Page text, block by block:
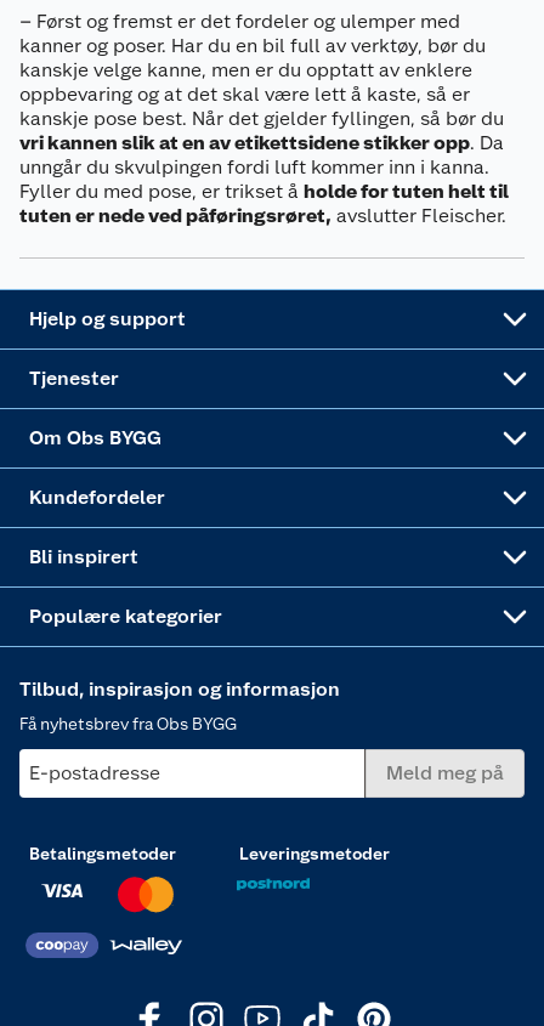
– Først og fremst er det fordeler og ulemper med
kanner og poser. Har du en bil full av verktøy, bør du
kanskje velge kanne, men er du opptatt av enklere
oppbevaring og at det skal være lett å kaste, så er
kanskje pose best. Når det gjelder fyllingen, så bør du
vri kannen slik at en av etikettsidene stikker opp. Da
unngår du skvulpingen fordi luft kommer inn i kanna.
Fyller du med pose, er trikset å holde for tuten helt til
tuten er nede ved påføringsrøret, avslutter Fleischer.
Hjelp og support
Ofte stilte spørsmål
Pakkesporing
Leveringstid
Tjenester
Monteringstjenester
Leie tilhenger
Om Obs BYGG
Personvern
Cookies
Ledige stillinger
Bærekraft
Kundefordeler
Lavprisløfte
Åpent kjøp
Coop medlem
Retur av el-avfall
Bli inspirert
Oppussing med utemaling
Oppussing med innemaling
Grillens verden
Et varmere hjem
Populære kategorier
Hage og utemiljø
Gulv
Tilbud, inspirasjon og informasjon
Få nyhetsbrev fra Obs BYGG
E-postadresse Meld meg på
Betalingsmetoder Leveringsmetoder